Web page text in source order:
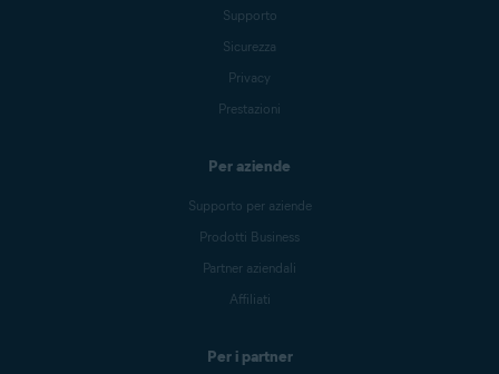
Supporto
Sicurezza
Privacy
Prestazioni
Per aziende
Supporto per aziende
Prodotti Business
Partner aziendali
Affiliati
Per i partner